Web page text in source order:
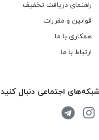
راهنمای دریافت تخفیف
قوانین و مقررات
همکاری با ما
ارتباط با ما
شبکه‌های اجتماعی دنبال کنید